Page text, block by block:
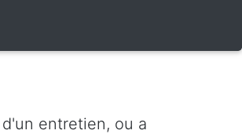
entretien, ou a